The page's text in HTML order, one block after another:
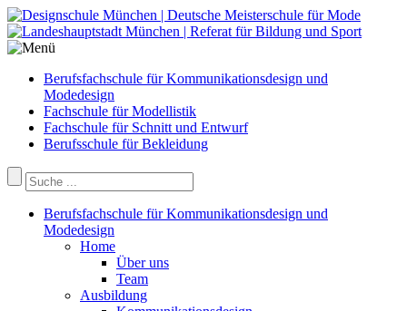
Berufsfachschule für Kommunikationsdesign und
Modedesign
Fachschule für Modellistik
Fachschule für Schnitt und Entwurf
Berufsschule für Bekleidung
Berufsfachschule für Kommunikationsdesign und
Modedesign
Home
Über uns
Team
Ausbildung